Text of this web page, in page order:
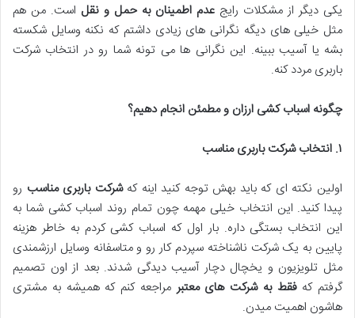
یکی دیگر از مشکلات رایج عدم اطمینان به حمل و نقل است. من هم
مثل خیلی های دیگه نگرانی های زیادی داشتم که نکنه وسایل شکسته
بشه یا آسیب ببینه. این نگرانی ها می تونه شما رو در انتخاب شرکت
باربری مردد کنه.
چگونه اسباب کشی ارزان و مطمئن انجام دهیم؟
۱. انتخاب شرکت باربری مناسب
اولین نکته ای که باید بهش توجه کنید اینه کهشرکت باربری مناسب رو
پیدا کنید. این انتخاب خیلی مهمه چون تمام روند اسباب کشی شما به
این انتخاب بستگی داره. بار اول که اسباب کشی کردم به خاطر هزینه
پایین به یک شرکت ناشناخته سپردم کار رو و متاسفانه وسایل ارزشمندی
مثل تلویزیون و یخچال دچار آسیب دیدگی شدند. بعد از اون تصمیم
گرفتم کهفقط به شرکت های معتبرمراجعه کنم که همیشه به مشتری
هاشون اهمیت میدن.